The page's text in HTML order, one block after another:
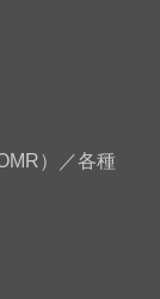
）／各種